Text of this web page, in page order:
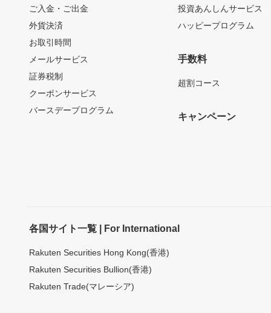
ご入金・ご出金
外貨決済
お取引時間
メールサービス
証券税制
クーポンサービス
バースデープログラム
投資あんしんサービス
ハッピープログラム
手数料
超割コース
キャンペーン
各国サイト一覧 | For International
Rakuten Securities Hong Kong(香港)
Rakuten Securities Bullion(香港)
Rakuten Trade(マレーシア)